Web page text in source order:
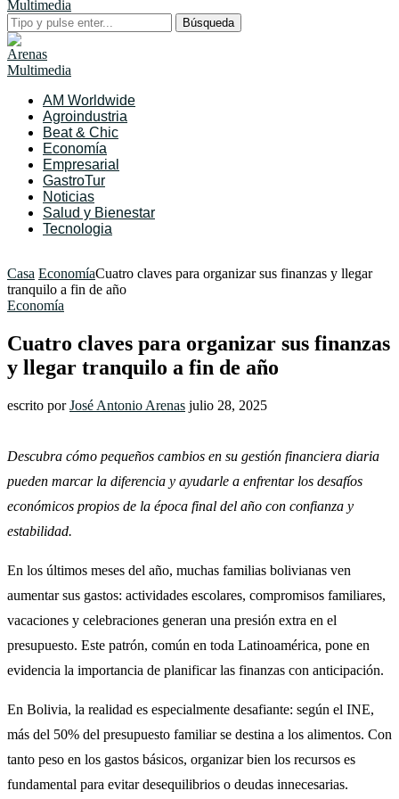
Búsqueda
AM Worldwide
Agroindustria
Beat & Chic
Economía
Empresarial
GastroTur
Noticias
Salud y Bienestar
Tecnologia
Casa EconomíaCuatro claves para organizar sus finanzas y llegar
tranquilo a fin de año
Economía
Cuatro claves para organizar sus finanzas
y llegar tranquilo a fin de año
escrito porJosé Antonio Arenas julio 28, 2025
Descubra cómo pequeños cambios en su gestión financiera diaria
pueden marcar la diferencia y ayudarle a enfrentar los desafíos
económicos propios de la época final del año con confianza y
estabilidad.
En los últimos meses del año, muchas familias bolivianas ven
aumentar sus gastos: actividades escolares, compromisos familiares,
vacaciones y celebraciones generan una presión extra en el
presupuesto. Este patrón, común en toda Latinoamérica, pone en
evidencia la importancia de planificar las finanzas con anticipación.
En Bolivia, la realidad es especialmente desafiante: según el INE,
más del 50% del presupuesto familiar se destina a los alimentos. Con
tanto peso en los gastos básicos, organizar bien los recursos es
fundamental para evitar desequilibrios o deudas innecesarias.